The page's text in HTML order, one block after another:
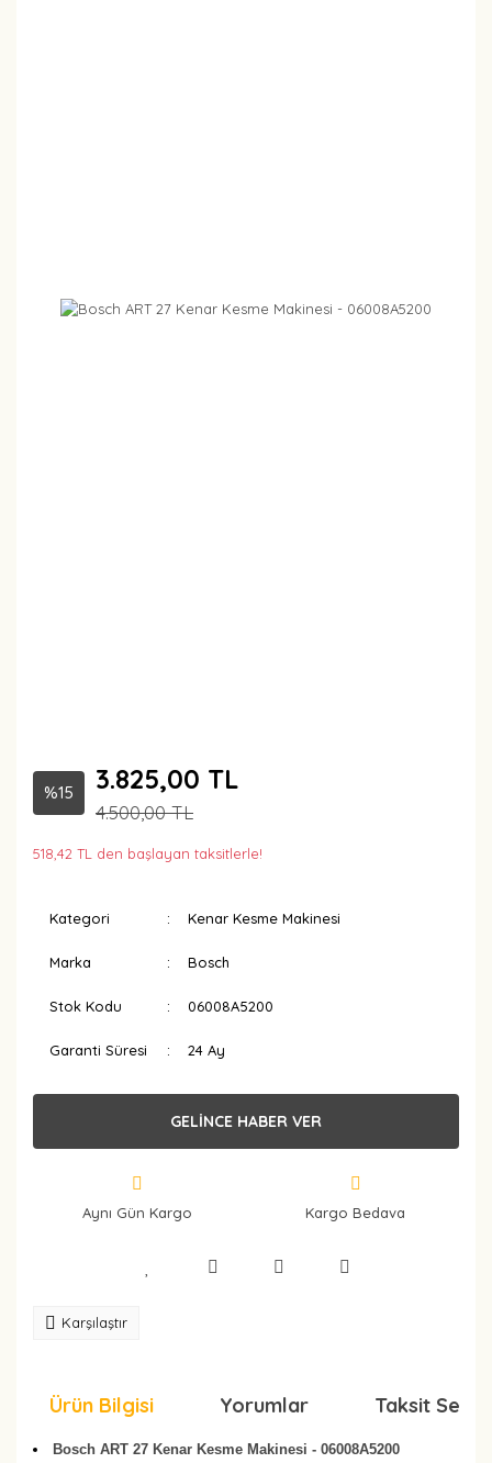
%15 3.825,00 TL
4.500,00 TL
518,42 TL den başlayan taksitlerle!
Kategori Kenar Kesme Makinesi
Marka Bosch
Stok Kodu 06008A5200
Garanti Süresi 24 Ay
GELİNCE HABER VER
Aynı Gün Kargo Kargo Bedava
Karşılaştır
Ürün Bilgisi Yorumlar Taksit
Bosch ART 27 Kenar Kesme Makinesi - 06008A5200